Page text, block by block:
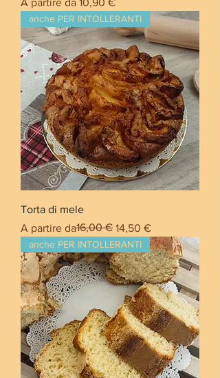
anche PER INTOLLERANTI
Torta di mele
A partire da
Prezzo regolare16,00 € 14,50 €
Prezzo scontato
anche PER INTOLLERANTI